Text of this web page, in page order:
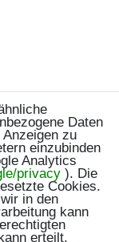
Daten
zu
einzubinden
Analytics
privacy ). Die
Cookies.
in den
kann
erteilt,